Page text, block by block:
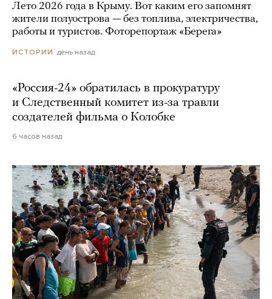
Лето 2026 года в Крыму. Вот каким его запомнят
жители полуострова — без топлива, электричества,
работы и туристов. Фоторепортаж «Берега»
ИСТОРИИ день назад
«Россия-24» обратилась в прокуратуру
и Следственный комитет из-за травли
создателей фильма о Колобке
6 часов назад